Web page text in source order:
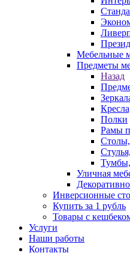
Мебельные
Предметы
Назад
Полки
Рамы
Уличная
Инверсионные
Купить за 1 рубль
Товары с
Услуги
Наши работы
Контакты